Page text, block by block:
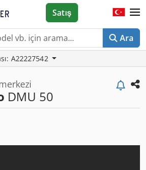
Ara
Satış
A22227542
DMU 50